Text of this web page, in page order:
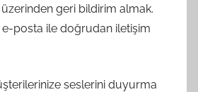
geri bildirim almak.
posta ile doğrudan iletişim
seslerini duyurma